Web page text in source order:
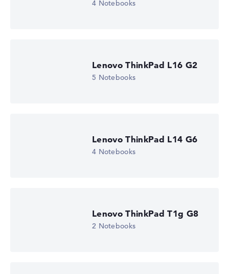
4 Notebooks
Lenovo ThinkPad L16 G2
5 Notebooks
Lenovo ThinkPad L14 G6
4 Notebooks
Lenovo ThinkPad T1g G8
2 Notebooks